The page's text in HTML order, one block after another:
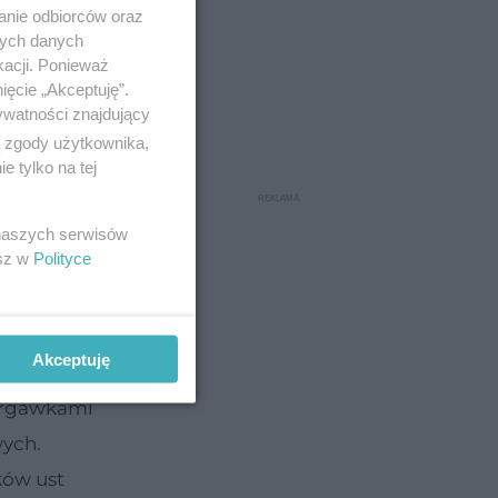
ust
odbiorców oraz
danych
Ponieważ
„Akceptuję”.
znajdujący
użytkownika,
tylko na tej
serwisów
w Polityce
Akceptuję